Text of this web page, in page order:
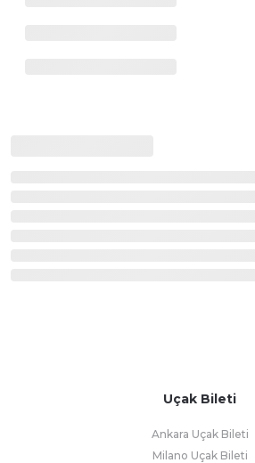
Uçak Bileti
Ankara Uçak Bileti
Milano Uçak Bileti